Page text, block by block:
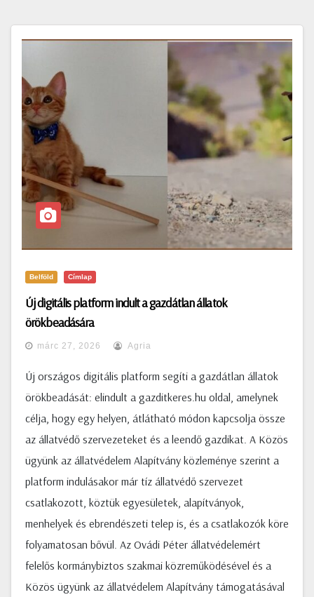
Belföld Címlap
Új digitális platform indult a gazdátlan állatok
örökbeadására
márc 27, 2026 Agria
Új országos digitális platform segíti a gazdátlan állatok
örökbeadását: elindult a gazditkeres.hu oldal, amelynek
célja, hogy egy helyen, átlátható módon kapcsolja össze
az állatvédő szervezeteket és a leendő gazdikat. A Közös
ügyünk az állatvédelem Alapítvány közleménye szerint a
platform indulásakor már tíz állatvédő szervezet
csatlakozott, köztük egyesületek, alapítványok,
menhelyek és ebrendészeti telep is, és a csatlakozók köre
folyamatosan bővül. Az Ovádi Péter állatvédelemért
felelős kormánybiztos szakmai közreműködésével és a
Közös ügyünk az állatvédelem Alapítvány támogatásával